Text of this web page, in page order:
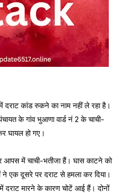
दराट कांड रुकने का नाम नहीं ले रहा है।
के गांव भुआणा वार्ड नं 2 के चाची-
घायल हो गए।
आपस में चाची-भतीजा हैं। घास काटने को
ने एक दूसरे पर दराट से हमला कर दिया।
दराट मारने के कारण चोटें आई हैं। दोनों